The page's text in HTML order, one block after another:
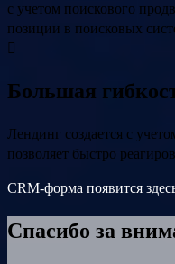
с учетом поискового
позиции в поисковых
Большая
Лендинг создается с
позволяет быстро
CRM-форма появится
Спасибо за